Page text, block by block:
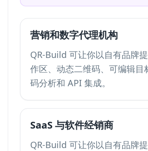
营销和数字代理机构
QR-Build 可让你以自有品牌
作区、动态二维码、可编辑目
码分析和 API 集成。
SaaS 与软件经销商
QR-Build 可让你以自有品牌